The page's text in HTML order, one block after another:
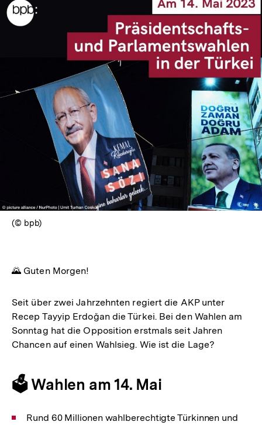
(© bpb)
🌄 Guten Morgen!
Seit über zwei Jahrzehnten regiert die AKP unter
Recep Tayyip Erdoğan die Türkei. Bei den Wahlen am
Sonntag hat die Opposition erstmals seit Jahren
Chancen auf einen Wahlsieg. Wie ist die Lage?
🗳️ Wahlen am 14. Mai
Rund 60 Millionen wahlberechtigte Türkinnen und